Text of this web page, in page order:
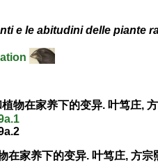
e le abitudini delle piante
物在家养下的变异. 叶笃庄,
在家养下的变异. 叶笃庄, 方